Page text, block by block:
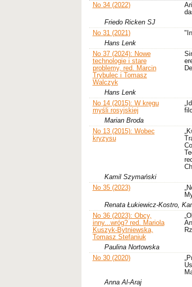
No 34 (2022)
Friedo Ricken SJ
No 31 (2021)
Hans Lenk
No 37 (2024): Nowe
technologie i stare
problemy, red. Marcin
Trybulec i Tomasz
Walczyk
Hans Lenk
No 14 (2015): W kręgu
myśli rosyjskiej
Marian Broda
No 13 (2015): Wobec
kryzysu
Kamil Szymański
No 35 (2023)
Renata Łukiewicz-Kostro,
No 36 (2023): Obcy,
inny...wróg? red. Mariola
Kuszyk-Bytniewska,
Tomasz Stefaniuk
Paulina Nortowska
No 30 (2020)
Anna Al-Araj